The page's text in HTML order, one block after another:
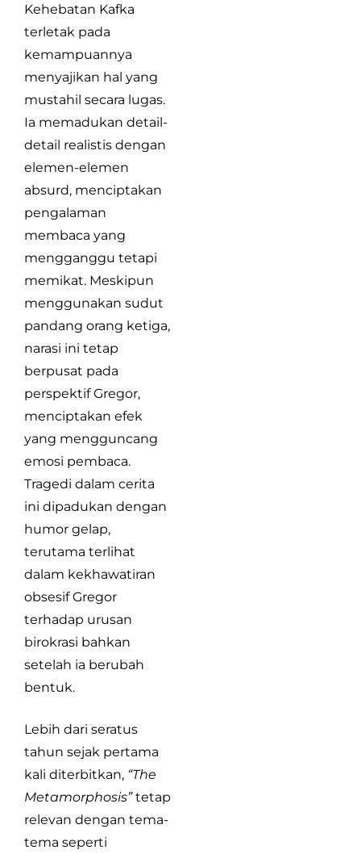
Kehebatan Kafka
terletak pada
kemampuannya
menyajikan hal yang
mustahil secara lugas.
Ia memadukan detail-
detail realistis dengan
elemen-elemen
absurd, menciptakan
pengalaman
membaca yang
mengganggu tetapi
memikat. Meskipun
menggunakan sudut
pandang orang ketiga,
narasi ini tetap
berpusat pada
perspektif Gregor,
menciptakan efek
yang mengguncang
emosi pembaca.
Tragedi dalam cerita
ini dipadukan dengan
humor gelap,
terutama terlihat
dalam kekhawatiran
obsesif Gregor
terhadap urusan
birokrasi bahkan
setelah ia berubah
bentuk.
Lebih dari seratus
tahun sejak pertama
kali diterbitkan, “The
Metamorphosis”tetap
relevan dengan tema-
tema seperti